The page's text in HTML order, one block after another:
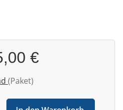
€
(Paket)